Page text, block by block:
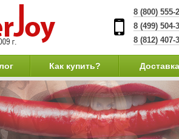
8 (800) 555-
8 (499) 504-
8 (812) 407-
Как купить?